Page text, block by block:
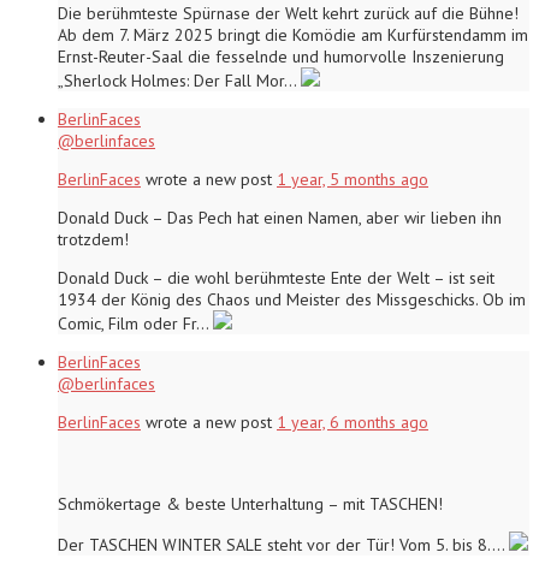
Die berühmteste Spürnase der Welt kehrt zurück auf die Bühne!
Ab dem 7. März 2025 bringt die Komödie am Kurfürstendamm im
Ernst-Reuter-Saal die fesselnde und humorvolle Inszenierung
„Sherlock Holmes: Der Fall Mor…
BerlinFaces
@berlinfaces
BerlinFaces wrote a new post 1 year, 5 months ago
Donald Duck – Das Pech hat einen Namen, aber wir lieben ihn
trotzdem!
Donald Duck – die wohl berühmteste Ente der Welt – ist seit
1934 der König des Chaos und Meister des Missgeschicks. Ob im
Comic, Film oder Fr…
BerlinFaces
@berlinfaces
BerlinFaces wrote a new post 1 year, 6 months ago
Schmökertage & beste Unterhaltung – mit TASCHEN!
Der TASCHEN WINTER SALE steht vor der Tür! Vom 5. bis 8.…